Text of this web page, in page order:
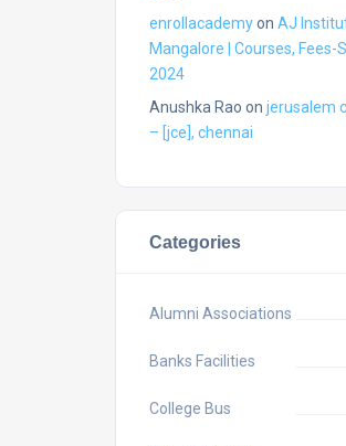
enrollacademyon AJ
Mangalore | Courses,
2024
Anushka Rao on jerusalem
– [jce], chennai
Categories
Alumni Associations
Banks Facilities
College Bus